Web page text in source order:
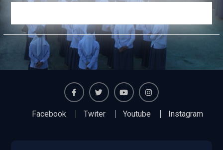
FacebookTwiter Instagram
Facebook Twiter Youtube Instagram